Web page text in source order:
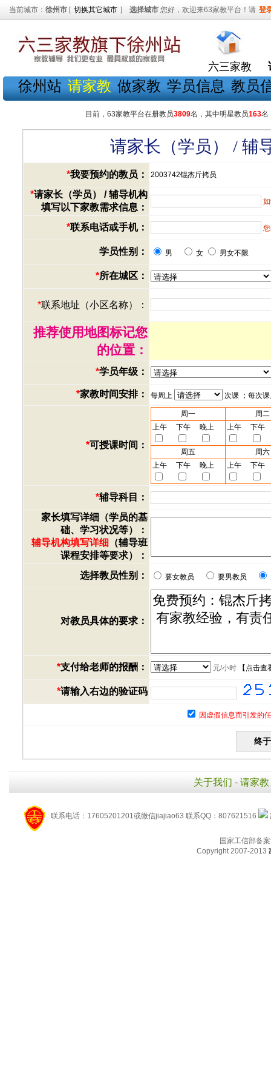
当前城市： 徐州市 [ 切换其它城市 ] 选择城市 您好，欢迎来63家教平台！请 登
六三家教
徐州站 请家教 做家教 学员信息 教员
目前，63家教平台在册教员3809名，其中明星教员163名
请家长（学员） / 辅
*我要预约的教员： 2003742锟杰斤拷员
*请家长（学员） / 辅导机构
填写以下家教需求信息：
*联系电话或手机：
学员性别： 男 女 男女不限
*所在城区：
*联系地址（小区名称）：
推荐使用地图标记您
的位置：
*学员年级：
*家教时间安排： 每周上 次课 ；每次
*可授课时间：
周一
周二
上午
下午 晚上 上午 下午
周五
周六
上午
下午 晚上 上午 下午
*辅导科目：
家长填写详细（学员的基
础、学习状况等）：
辅导机构填写详细 （辅导班
课程安排等要求）：
选择教员性别：
要女教员 要男教员
对教员具体的要求：
*支付给老师的报酬： 元/小时【 点击查
*请输入右边的验证码
因虚假信息而引发的
关于我们 - 请家教
联系电话：17605201201或微信jiajiao63 联系QQ：807621516
国家工信部备
Copyright 2007-2013